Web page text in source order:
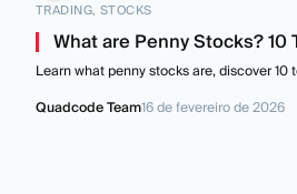
TRADING, STOCKS
What are Penny Stocks? 10
Learn what penny stocks are, discover
Quadcode Team16 de fevereiro de 2026